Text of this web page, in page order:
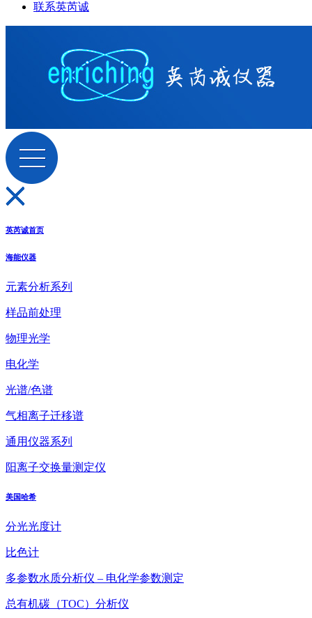
联系英芮诚
英芮诚首页
海能仪器
元素分析系列
样品前处理
物理光学
电化学
光谱/色谱
气相离子迁移谱
通用仪器系列
阳离子交换量测定仪
美国哈希
分光光度计
比色计
多参数水质分析仪 – 电化学参数测定
总有机碳（TOC）分析仪